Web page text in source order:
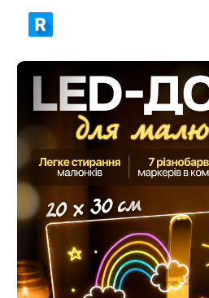
850 грн 499 грн